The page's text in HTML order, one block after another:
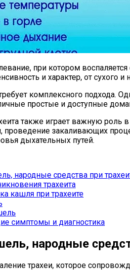
при котором
и характер, от сухого
комплексного подхода.
простые и доступные
также играет важную
проведение закаливающих
дыхательных путей.
народные средства при
трахеита
кашля при трахеите
симптомы и диагностика
народные
трахеи, которое